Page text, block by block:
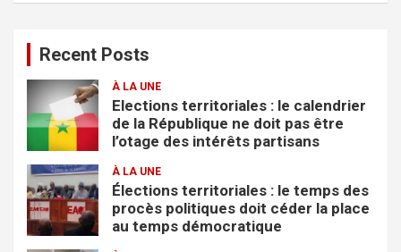
c
h
r
Recent Posts
À LA UNE
Elections territoriales : le calendrier
de la République ne doit pas être
l’otage des intérêts partisans
À LA UNE
Élections territoriales : le temps des
procès politiques doit céder la place
au temps démocratique